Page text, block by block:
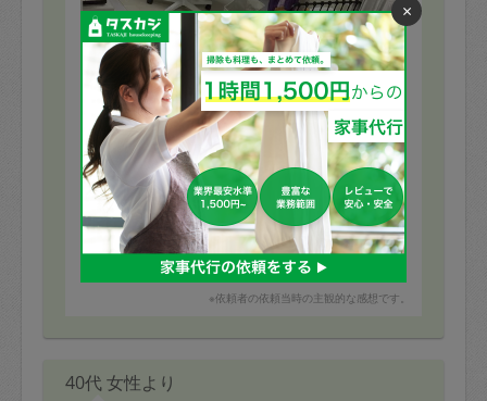
※依頼者の依頼当時の主観的な感想です。
40代 女性より
×